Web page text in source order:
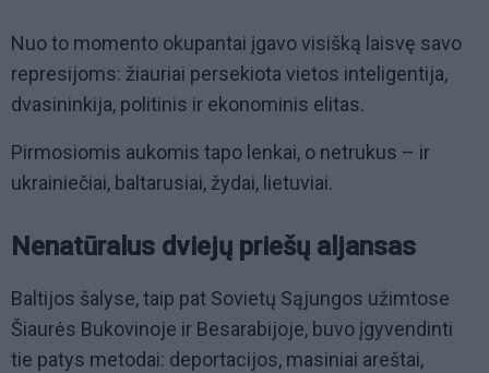
Nuo to momento okupantai įgavo visišką laisvę savo
represijoms: žiauriai persekiota vietos inteligentija,
dvasininkija, politinis ir ekonominis elitas.
Pirmosiomis aukomis tapo lenkai, o netrukus – ir
ukrainiečiai, baltarusiai, žydai, lietuviai.
Nenatūralus dviejų priešų aljansas
Baltijos šalyse, taip pat Sovietų Sąjungos užimtose
Šiaurės Bukovinoje ir Besarabijoje, buvo įgyvendinti
tie patys metodai: deportacijos, masiniai areštai,